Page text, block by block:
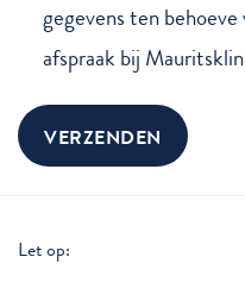
gegevens ten
afspraak bij
Let op: